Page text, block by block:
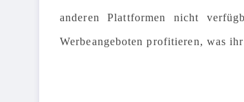
anderen Plattformen nicht
Werbeangeboten profitieren, was